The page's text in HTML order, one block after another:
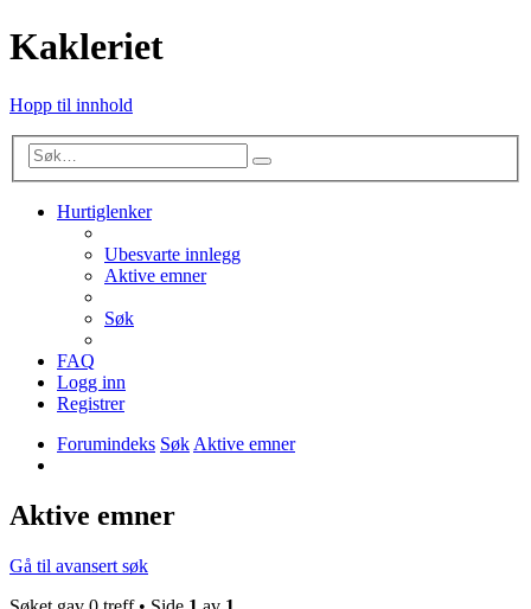
Kakleriet
Hopp til innhold
Søk
Hurtiglenker
Ubesvarte innlegg
Aktive emner
Søk
FAQ
Logg inn
Registrer
Forumindeks SøkAktive emner
Aktive emner
Gå til avansert søk